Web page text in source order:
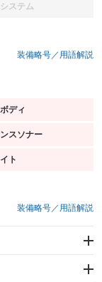
ステム
装備略号／用語解説
ディ
スソナー
ト
装備略号／用語解説